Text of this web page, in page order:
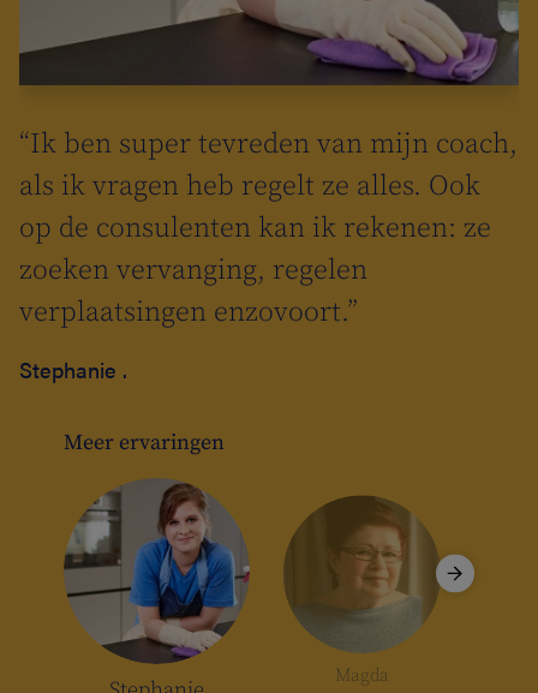
“Ik ben super tevreden van mijn coach,
als ik vragen heb regelt ze alles. Ook
op de consulenten kan ik rekenen: ze
zoeken vervanging, regelen
verplaatsingen enzovoort.”
Stephanie .
Meer ervaringen
Magda